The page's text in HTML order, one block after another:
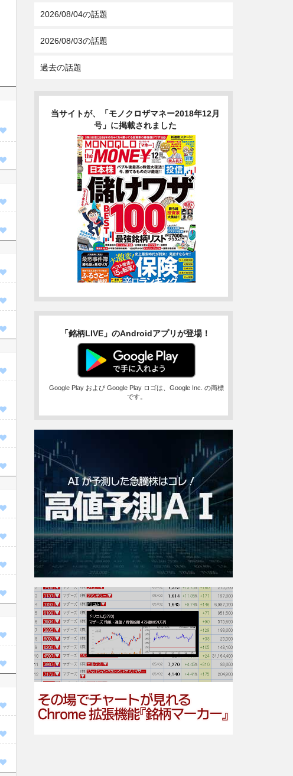
2026/08/04の話題
2026/08/03の話題
過去の話題
当サイトが、「モノクロザマネー2018年12月
号」に掲載されました
「銘柄LIVE」のAndroidアプリが登場！
Google Play および Google Play ロゴは、Google Inc. の商標
です。